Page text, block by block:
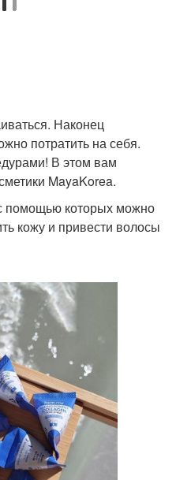
Наконец
потратить на себя.
В этом вам
MayaKorea.
помощью которых можно
кожу и привести волосы